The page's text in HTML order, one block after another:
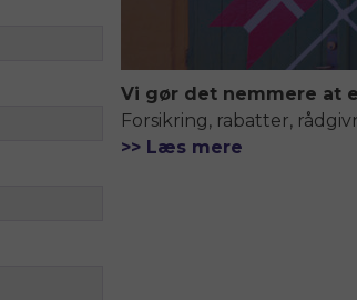
Vi gør det nemmere at
Forsikring, rabatter,
>> Læs mere